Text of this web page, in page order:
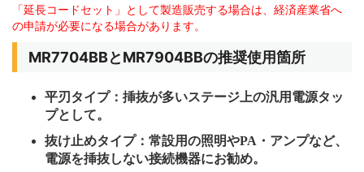
「延長コードセット」として製造販売する場合は、経済産業省へ
の申請が必要になる場合があります。
MR7704BBとMR7904BBの推奨使用箇所
平刃タイプ：挿抜が多いステージ上の汎用電源タッ
プとして。
抜け止めタイプ：常設用の照明やPA ・アンプなど、
電源を挿抜しない接続機器にお勧め。